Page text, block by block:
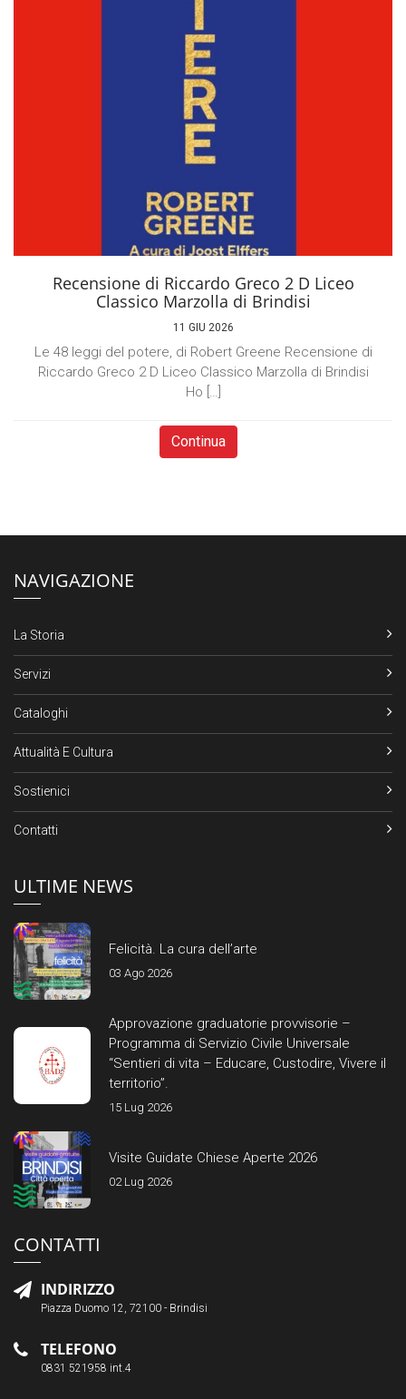
Recensione di Riccardo Greco 2 D Liceo
Classico Marzolla di Brindisi
11 GIU 2026
Le 48 leggi del potere, di Robert Greene Recensione di
Riccardo Greco 2 D Liceo Classico Marzolla di Brindisi
Ho […]
Continua
NAVIGAZIONE
La Storia
Servizi
Cataloghi
Attualità E Cultura
Sostienici
Contatti
ULTIME NEWS
Felicità. La cura dell’arte
03 Ago 2026
Approvazione graduatorie provvisorie –
Programma di Servizio Civile Universale
“Sentieri di vita – Educare, Custodire, Vivere il
territorio”.
15 Lug 2026
Visite Guidate Chiese Aperte 2026
02 Lug 2026
CONTATTI
INDIRIZZO
Piazza Duomo 12, 72100 - Brindisi
TELEFONO
0831 521958 int.4